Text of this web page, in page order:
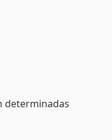
determinadas